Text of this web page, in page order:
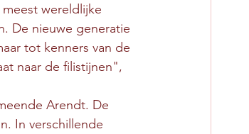
wereldlijke
De nieuwe generatie
tot kenners van de
naar de filistijnen",
Arendt. De
In verschillende